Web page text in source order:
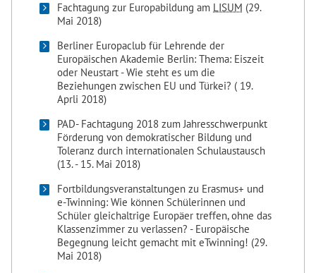
Fachtagung zur Europabildung am LISUM (29.
Mai 2018)
Berliner Europaclub für Lehrende der
Europäischen Akademie Berlin: Thema: Eiszeit
oder Neustart - Wie steht es um die
Beziehungen zwischen EU und Türkei? ( 19.
Aprli 2018)
PAD- Fachtagung 2018 zum Jahresschwerpunkt
Förderung von demokratischer Bildung und
Toleranz durch internationalen Schulaustausch
(13. - 15. Mai 2018)
Fortbildungsveranstaltungen zu Erasmus+ und
e-Twinning: Wie können Schülerinnen und
Schüler gleichaltrige Europäer treffen, ohne das
Klassenzimmer zu verlassen? - Europäische
Begegnung leicht gemacht mit eTwinning! (29.
Mai 2018)